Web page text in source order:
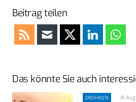
Beitrag teilen
Das könnte Sie auch
DROHNEN 8.